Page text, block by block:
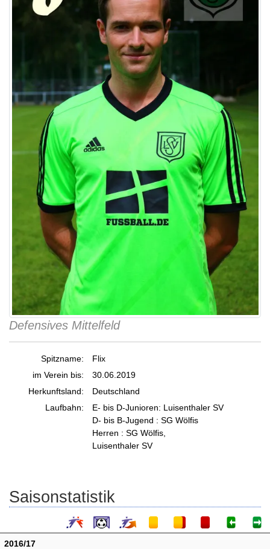
Defensives Mittelfeld
Spitzname:
Flix
im Verein bis:
30.06.2019
Herkunftsland:
Deutschland
Laufbahn:
E- bis D-Junioren: Luisenthaler SV
D- bis B-Jugend : SG Wölfis
Herren : SG Wölfis,
Luisenthaler SV
Saisonstatistik
2016/17